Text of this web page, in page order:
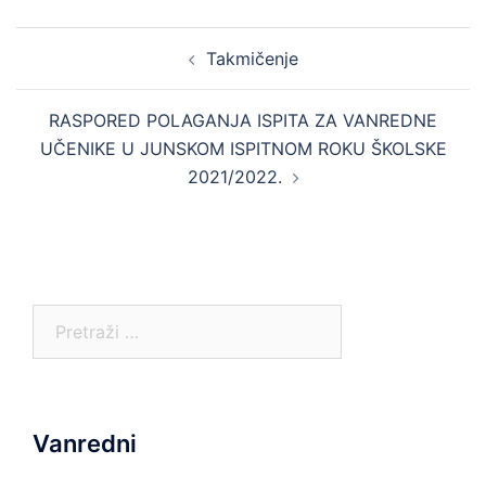
Takmičenje
RASPORED POLAGANJA ISPITA ZA VANREDNE
UČENIKE U JUNSKOM ISPITNOM ROKU ŠKOLSKE
2021/2022.
Vanredni